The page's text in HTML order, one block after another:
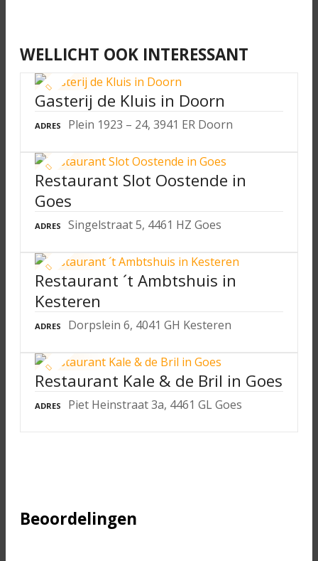
WELLICHT OOK INTERESSANT
Gasterij de Kluis in Doorn
ADRES Plein 1923 – 24, 3941 ER Doorn
Restaurant Slot Oostende in
Goes
ADRES Singelstraat 5, 4461 HZ Goes
Restaurant ´t Ambtshuis in
Kesteren
ADRES Dorpslein 6, 4041 GH Kesteren
Restaurant Kale & de Bril in Goes
ADRES Piet Heinstraat 3a, 4461 GL Goes
Beoordelingen